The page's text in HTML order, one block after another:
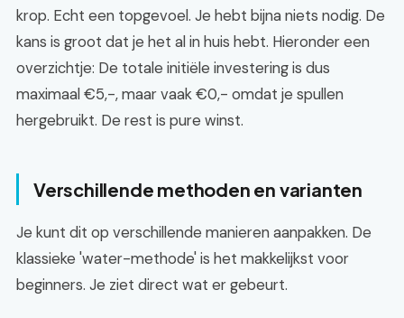
krop. Echt een topgevoel. Je hebt bijna niets nodig. De
kans is groot dat je het al in huis hebt. Hieronder een
overzichtje: De totale initiële investering is dus
maximaal €5,-, maar vaak €0,- omdat je spullen
hergebruikt. De rest is pure winst.
Verschillende methoden en varianten
Je kunt dit op verschillende manieren aanpakken. De
klassieke 'water-methode' is het makkelijkst voor
beginners. Je ziet direct wat er gebeurt.